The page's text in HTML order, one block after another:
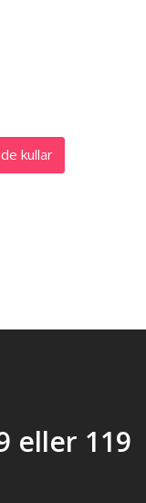
kullar
eller 119